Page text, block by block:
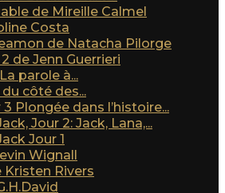
de Mireille Calmel
Costa
de Natacha Pilorge
de Jenn Guerrieri
parole à...
côté des...
Plongée dans l’histoire...
Jour 2: Jack, Lana,...
Jour 1
Wignall
Rivers